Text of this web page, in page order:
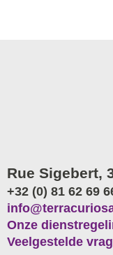
Rue Sigebert,
+32 (0) 81 62 69
Onze
Veelgestelde